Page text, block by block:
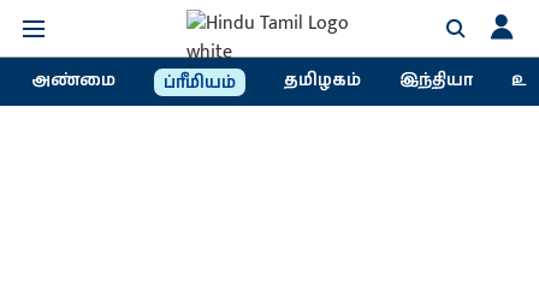
அண்மை ப்ரீமியம் தமிழகம் இந்தியா